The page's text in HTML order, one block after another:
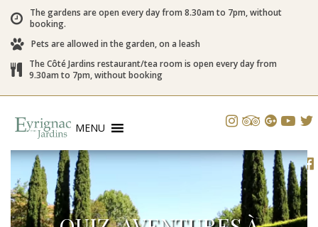
The gardens are open every day from 8.30am to 7pm, without
booking.
Pets are allowed in the garden, on a leash
The Côté Jardins restaurant/tea room is open every day from
9.30am to 7pm, without booking
MENU